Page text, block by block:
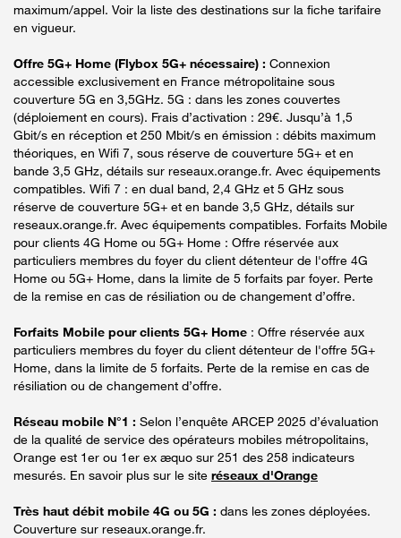
maximum/appel. Voir la liste des destinations sur la fiche tarifaire
en vigueur.
Offre 5G+ Home (Flybox 5G+ nécessaire) : Connexion
accessible exclusivement en France métropolitaine sous
couverture 5G en 3,5GHz. 5G : dans les zones couvertes
(déploiement en cours). Frais d’activation : 29€. Jusqu’à 1,5
Gbit/s en réception et 250 Mbit/s en émission : débits maximum
théoriques, en Wifi 7, sous réserve de couverture 5G+ et en
bande 3,5 GHz, détails sur reseaux.orange.fr. Avec équipements
compatibles. Wifi 7 : en dual band, 2,4 GHz et 5 GHz sous
réserve de couverture 5G+ et en bande 3,5 GHz, détails sur
reseaux.orange.fr. Avec équipements compatibles. Forfaits Mobile
pour clients 4G Home ou 5G+ Home : Offre réservée aux
particuliers membres du foyer du client détenteur de l'offre 4G
Home ou 5G+ Home, dans la limite de 5 forfaits par foyer. Perte
de la remise en cas de résiliation ou de changement d’offre.
Forfaits Mobile pour clients 5G+ Home : Offre réservée aux
particuliers membres du foyer du client détenteur de l'offre 5G+
Home, dans la limite de 5 forfaits. Perte de la remise en cas de
résiliation ou de changement d’offre.
Réseau mobile N°1 : Selon l’enquête ARCEP 2025 d’évaluation
de la qualité de service des opérateurs mobiles métropolitains,
Orange est 1er ou 1er ex æquo sur 251 des 258 indicateurs
mesurés. En savoir plus sur le site réseaux d'Orange
Très haut débit mobile 4G ou 5G : dans les zones déployées.
Couverture sur reseaux.orange.fr.